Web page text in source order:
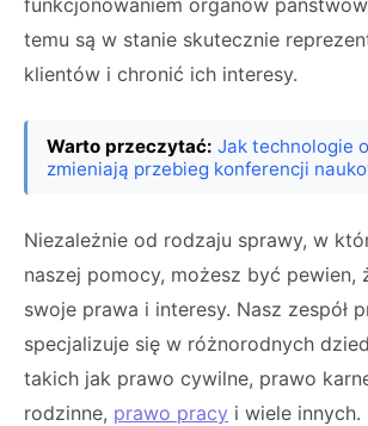
funkcjonowaniem organów
temu są w stanie skutecznie
klientów i chronić ich interesy.
Warto przeczytać: Jak technologie
zmieniają przebieg konferencji
Niezależnie od rodzaju sprawy, w
naszej pomocy, możesz być pewien,
swoje prawa i interesy. Nasz zespół
specjalizuje się w różnorodnych
takich jak prawo cywilne, prawo
rodzinne, prawo pracy i wiele innych.